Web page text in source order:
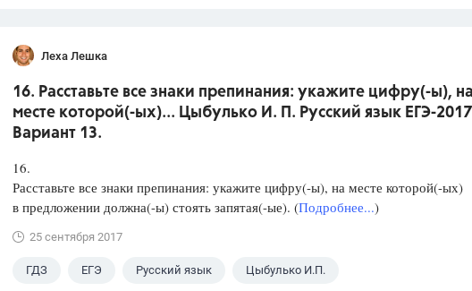
Леха Лешка
16. Расставьте все знаки препинания: укажите цифру(-ы),
месте которой(-ых)... Цыбулько И. П. Русский язык ЕГЭ-
Вариант 13.
16.
Расставьте все знаки препинания: укажите цифру(-ы), на месте которой(-ых)
в предложении должна(-ы) стоять запятая(-ые). (Подробнее...)
25 сентября 2017
ГДЗ ЕГЭ Русский язык Цыбулько И.П.